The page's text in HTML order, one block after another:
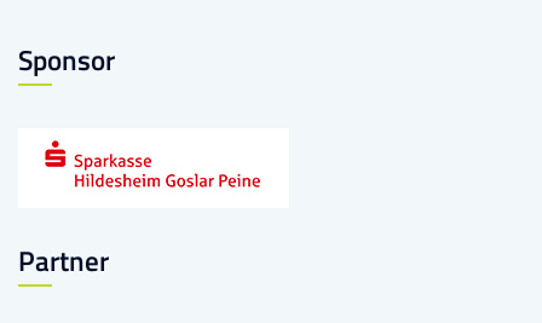
Sponsor
Partner